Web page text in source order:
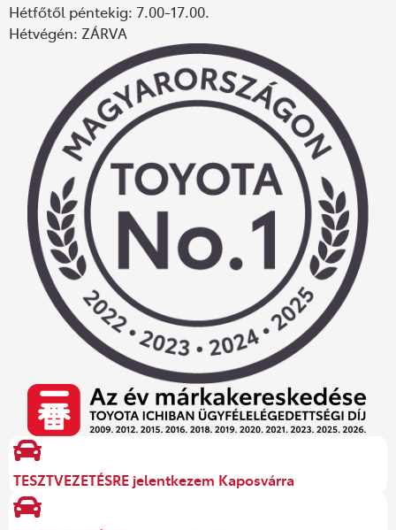
Hétfőtől péntekig: 7.00-17.00.
Hétvégén: ZÁRVA
TESZTVEZETÉSRE jelentkezem Kaposvárra